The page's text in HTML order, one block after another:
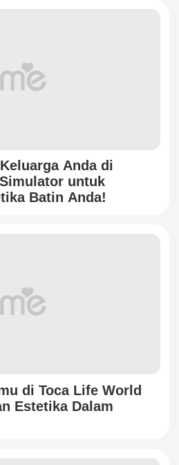
Anda di
untuk
Batin Anda!
di Toca Life World
Estetika Dalam